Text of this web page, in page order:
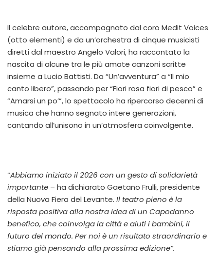
Il celebre autore, accompagnato dal coro Medit Voices
(otto elementi) e da un’orchestra di cinque musicisti
diretti dal maestro Angelo Valori, ha raccontato la
nascita di alcune tra le più amate canzoni scritte
insieme a Lucio Battisti. Da “Un’avventura” a “Il mio
canto libero”, passando per “Fiori rosa fiori di pesco” e
“Amarsi un po’”, lo spettacolo ha ripercorso decenni di
musica che hanno segnato intere generazioni,
cantando all’unisono in un’atmosfera coinvolgente.
“Abbiamo iniziato il 2026 con un gesto di solidarietà
importante – ha dichiarato Gaetano Frulli, presidente
della Nuova Fiera del Levante. Il teatro pieno è la
risposta positiva alla nostra idea di un Capodanno
benefico, che coinvolga la città e aiuti i bambini, il
futuro del mondo. Per noi è un risultato straordinario e
stiamo già pensando alla prossima edizione”.